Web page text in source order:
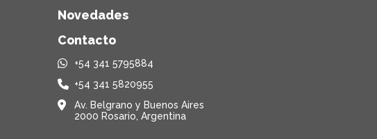
Novedades
Contacto
+54 341 5795884
+54 341 5820955
Av. Belgrano y Buenos Aires
2000 Rosario, Argentina